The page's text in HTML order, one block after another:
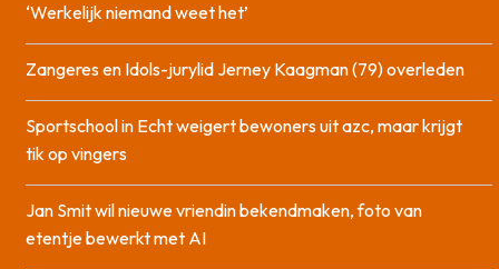
‘Werkelijk niemand weet het’
Zangeres en Idols-jurylid Jerney Kaagman (79) overleden
Sportschool in Echt weigert bewoners uit azc, maar krijgt
tik op vingers
Jan Smit wil nieuwe vriendin bekendmaken, foto van
etentje bewerkt met AI